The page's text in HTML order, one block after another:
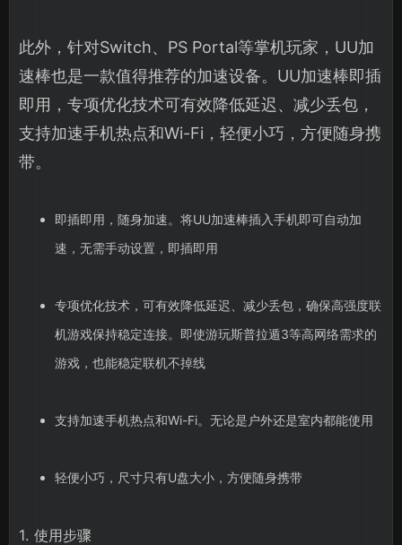
此外，针对Switch、PS Portal等掌机玩家，UU加
速棒也是一款值得推荐的加速设备。UU加速棒即插
即用，专项优化技术可有效降低延迟、减少丢包，
支持加速手机热点和Wi-Fi，轻便小巧，方便随身携
带。
即插即用，随身加速。将UU加速棒插入手机即可自动加
速，无需手动设置，即插即用
专项优化技术，可有效降低延迟、减少丢包，确保高强度联
机游戏保持稳定连接。即使游玩斯普拉遁3等高网络需求的
游戏，也能稳定联机不掉线
支持加速手机热点和Wi-Fi。无论是户外还是室内都能使用
轻便小巧，尺寸只有U盘大小，方便随身携带
1. 使用步骤